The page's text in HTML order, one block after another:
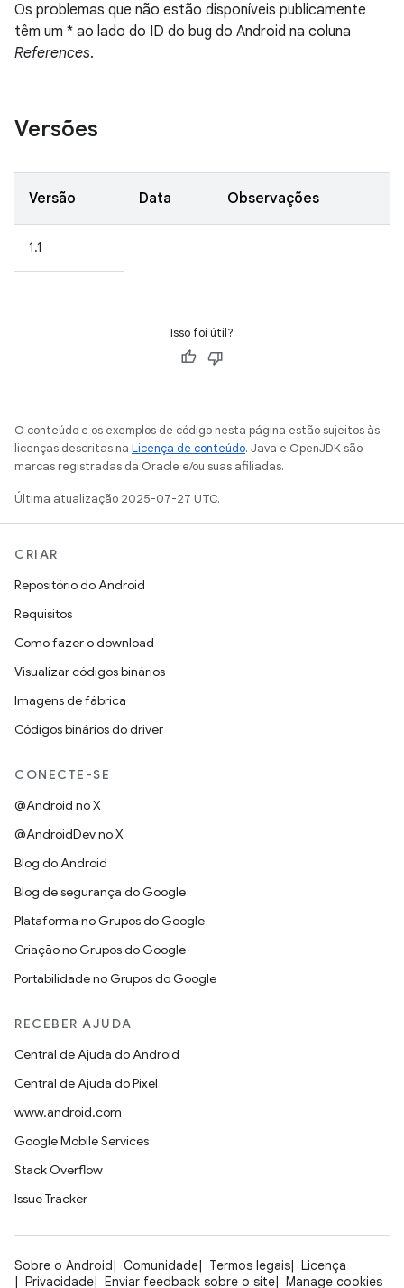
Os problemas que não estão disponíveis publicamente
têm um * ao lado do ID do bug do Android na coluna
References.
Versões
Versão Data Observações
1.1
Isso foi útil?
O conteúdo e os exemplos de código nesta página estão sujeitos às
licenças descritas na Licença de conteúdo. Java e OpenJDK são
marcas registradas da Oracle e/ou suas afiliadas.
Última atualização 2025-07-27 UTC.
CRIAR
Repositório do Android
Requisitos
Como fazer o download
Visualizar códigos binários
Imagens de fábrica
Códigos binários do driver
CONECTE-SE
@Android no X
@AndroidDev no X
Blog do Android
Blog de segurança do Google
Plataforma no Grupos do Google
Criação no Grupos do Google
Portabilidade no Grupos do Google
RECEBER AJUDA
Central de Ajuda do Android
Central de Ajuda do Pixel
www.android.com
Google Mobile Services
Stack Overflow
Issue Tracker
Sobre o Android Comunidade Termos legais
Licença
Privacidade
Enviar feedback sobre o site Manage cookies